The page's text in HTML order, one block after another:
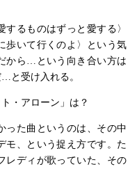
するものはずっと愛する〉
歩いて行くのよ〉という気
から…という向き合い方は
と受け入れる。
・アローン」は？
った曲というのは、その中
モ、という捉え方です。た
レディが歌っていた、その